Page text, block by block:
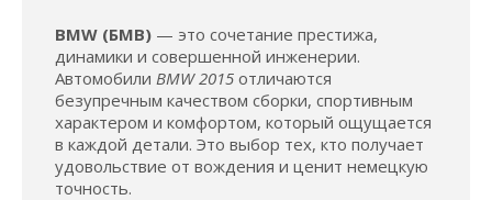
BMW (БМВ) — это сочетание престижа,
динамики и совершенной инженерии.
Автомобили BMW 2015 отличаются
безупречным качеством сборки, спортивным
характером и комфортом, который ощущается
в каждой детали. Это выбор тех, кто получает
удовольствие от вождения и ценит немецкую
точность.